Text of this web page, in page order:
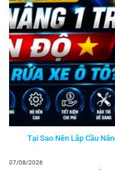
Tại Sao Nên Lắp Cầu
07/08/2026